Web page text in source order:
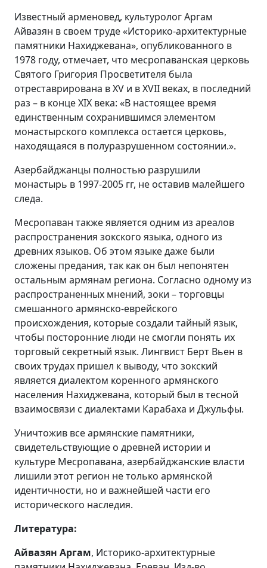
Известный арменовед, культуролог Аргам
Айвазян в своем труде «Историко-архитектурные
памятники Нахиджевана», опубликованного в
1978 году, отмечает, что месропаванская церковь
Святого Григория Просветителя была
отреставрирована в XV и вXVII веках, в последний
раз – в конце XIX века: «В настоящее время
единственным сохранившимся элементом
монастырского комплекса остается церковь,
находящаяся в полуразрушенном состоянии.».
Азербайджанцы полностью разрушили
монастырь в 1997-2005 гг, не оставив малейшего
следа.
Месропаван также является одним из ареалов
распространения зокского языка, одного из
древних языков. Об этом языке даже были
сложены предания, так как он был непонятен
остальным армянам региона. Согласно одному из
распространенных мнений, зоки – торговцы
смешанного армянско-еврейского
происхождения, которые создали тайный язык,
чтобы посторонние люди не смогли понять их
торговый секретный язык. Лингвист Берт Вьен в
своих трудах пришел к выводу, что зокский
является диалектом коренного армянского
населения Нахиджевана, который был в тесной
взаимосвязи с диалектами Карабаха и Джульфы.
Уничтожив все армянские памятники,
свидетельствующие о древней истории и
культуре Месропавана, азербайджанские власти
лишили этот регион не только армянской
идентичности, но и важнейшей части его
исторического наследия.
Литература:
Айвазян Аргам, Историко-архитектурные